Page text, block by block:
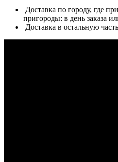
Доставка по городу, где
пригороды: в день заказа
Доставка в остальную